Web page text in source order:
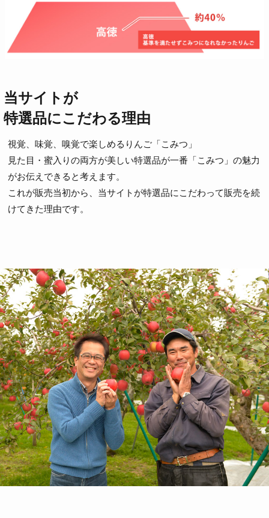
当サイトが
特選品にこだわる理由
視覚、味覚、嗅覚で楽しめるりんご「こみつ」
見た目・蜜入りの両方が美しい特選品が一番「こみつ」の魅力
がお伝えできると考えます。
これが販売当初から、当サイトが特選品にこだわって販売を続
けてきた理由です。